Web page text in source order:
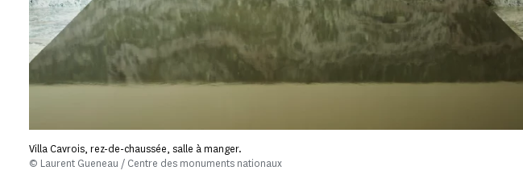
Villa Cavrois, rez-de-chaussée, salle à manger.
© Laurent Gueneau / Centre des monuments nationaux